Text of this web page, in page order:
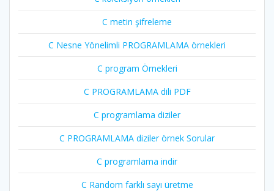
C metin şifreleme
C Nesne Yönelimli PROGRAMLAMA örnekleri
C program Örnekleri
C PROGRAMLAMA dili PDF
C programlama diziler
C PROGRAMLAMA diziler örnek Sorular
C programlama indir
C Random farklı sayı üretme